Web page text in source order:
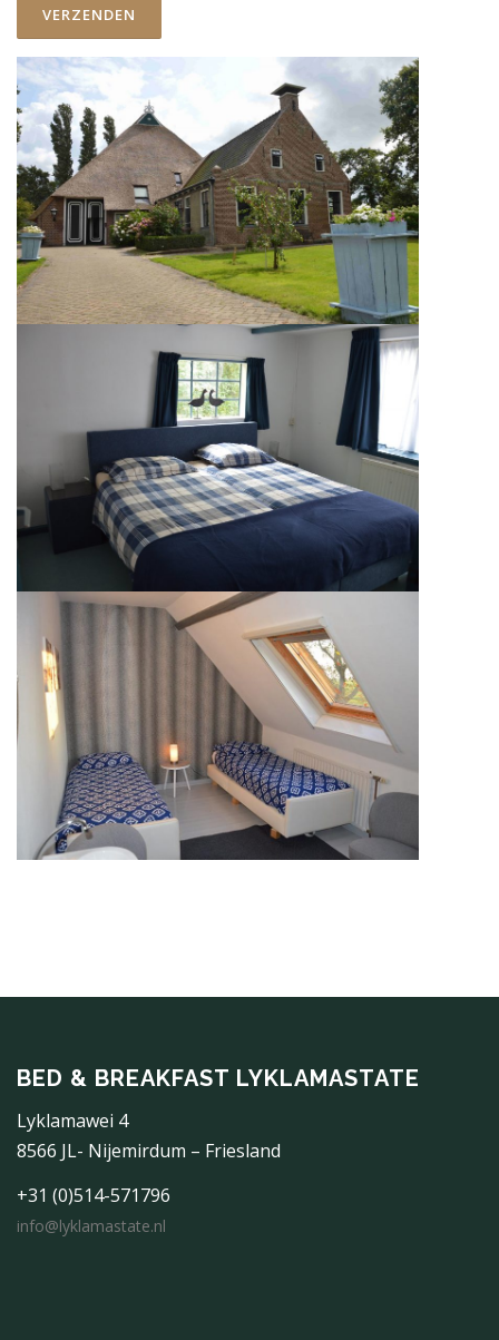
BED & BREAKFAST LYKLAMASTATE
Lyklamawei 4
8566 JL- Nijemirdum – Friesland
+31 (0)514-571796
info@lyklamastate.nl